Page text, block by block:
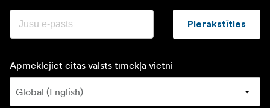
Pierakstīties
Apmeklējiet citas valsts tīmekļa vietni